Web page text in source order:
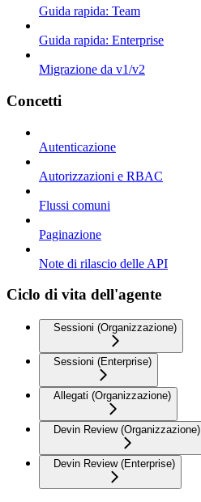
Guida rapida: Team
Guida rapida: Enterprise
Migrazione da v1/v2
Concetti
Autenticazione
Autorizzazioni e RBAC
Flussi comuni
Paginazione
Note di rilascio delle API
Ciclo di vita dell'agente
Sessioni (Organizzazione)
Sessioni (Enterprise)
Allegati (Organizzazione)
Devin Review (Organizzazione)
Devin Review (Enterprise)